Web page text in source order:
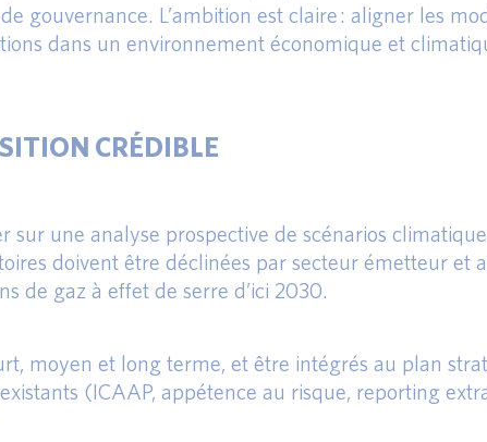
gouvernance. L’ambition est claire : aligner les
dans un environnement économique et
CRÉDIBLE
une analyse prospective de scénarios
doivent être déclinées par secteur émetteur et
de gaz à effet de serre d’ici 2030.
moyen et long terme, et être intégrés au plan
(ICAAP, appétence au risque, reporting